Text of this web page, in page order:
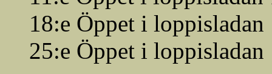
18:e Öppet i
25:e Öppet i